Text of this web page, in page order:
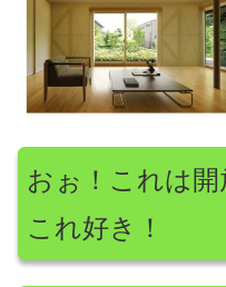
おぉ！これは開
これ好き！